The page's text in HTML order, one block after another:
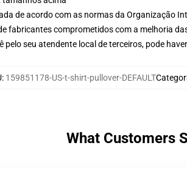
de acordo com as normas da Organização
fabricantes comprometidos com a melhoria
pelo seu atendente local de terceiros, pode
: 159851178-US-t-shirt-pullover-DEFAULT
What Customers